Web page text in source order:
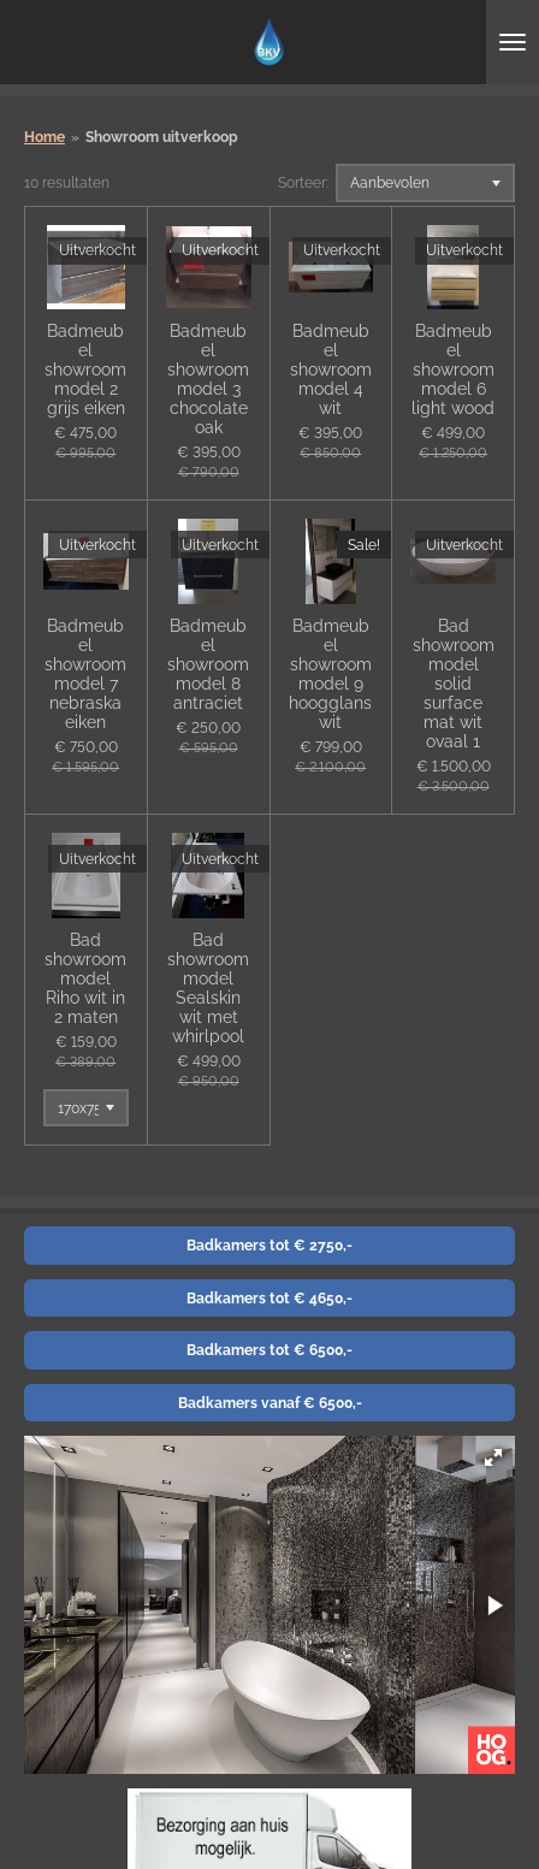
Home » Showroom uitverkoop
10 resultaten Sorteer:
Uitverkocht
Badmeub
el
showroom
model 2
grijs eiken
€ 475,00
€ 995,00
Uitverkocht
Badmeub
el
showroom
model 3
chocolate
oak
€ 395,00
€ 790,00
Uitverkocht
Badmeub
el
showroom
model 4
wit
€ 395,00
€ 850,00
Uitverkocht
Badmeub
el
showroom
model 6
light wood
€ 499,00
€ 1.250,00
Uitverkocht
Badmeub
el
showroom
model 7
nebraska
eiken
€ 750,00
€ 1.595,00
Uitverkocht
Badmeub
el
showroom
model 8
antraciet
€ 250,00
€ 595,00
Sale!
Badmeub
el
showroom
model 9
hoogglans
wit
€ 799,00
€ 2.100,00
Uitverkocht
Bad
showroom
model
solid
surface
mat wit
ovaal 1
€ 1.500,00
€ 3.500,00
Uitverkocht
Bad
showroom
model
Riho wit in
2 maten
€ 159,00
€ 389,00
Uitverkocht
Bad
showroom
model
Sealskin
wit met
whirlpool
€ 499,00
€ 950,00
Badkamers tot € 2750,-
Badkamers tot € 4650,-
Badkamers tot € 6500,-
Badkamers vanaf € 6500,-